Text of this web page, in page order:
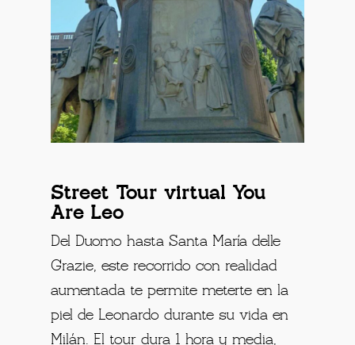
Street Tour virtual You
Are Leo
Del Duomo hasta Santa María delle
Grazie, este recorrido con realidad
aumentada te permite meterte en la
piel de Leonardo durante su vida en
Milán. El tour dura 1 hora y media,